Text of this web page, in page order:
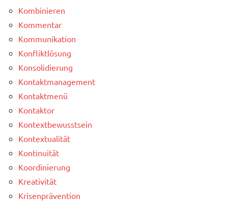
Kombinieren
Kommentar
Kommunikation
Konfliktlösung
Konsolidierung
Kontaktmanagement
Kontaktmenü
Kontaktor
Kontextbewusstsein
Kontextualität
Kontinuität
Koordinierung
Kreativität
Krisenprävention